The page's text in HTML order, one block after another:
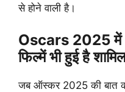
से होने वाली है।
Oscars 2025 में
फिल्में भी हुई है
जब ऑस्कर 2025 की बात